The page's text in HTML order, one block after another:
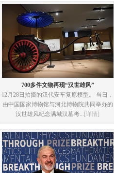
700多件文物再现“汉世雄风”
12月28日拍摄的汉代安车复原模型。 当日，
由中国国家博物馆与河北博物院共同举办的
汉世雄风纪念满城汉墓考... [详情]